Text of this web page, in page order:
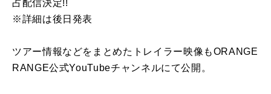
占配信決定!!
※詳細は後日発表
ツアー情報などをまとめたトレイラー映像もORANGE
RANGE公式YouTubeチャンネルにて公開。